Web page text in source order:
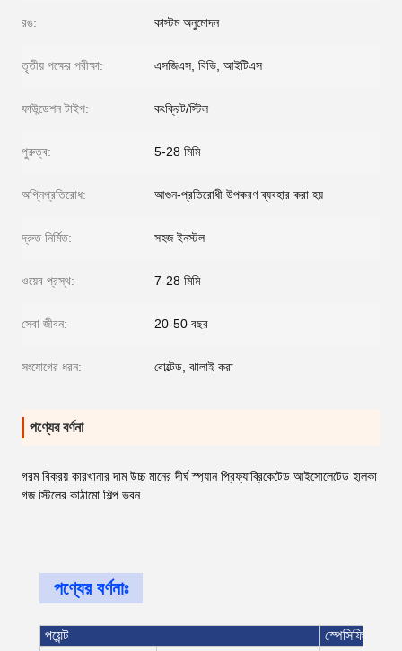
রঙ: কাস্টম অনুমোদন
তৃতীয় পক্ষের পরীক্ষা: এসজিএস, বিভি, আইটিএস
ফাউন্ডেশন টাইপ: কংক্রিট/স্টিল
পুরুত্ব: 5-28 মিমি
অগ্নিপ্রতিরোধ: আগুন-প্রতিরোধী উপকরণ ব্যবহার করা হয়
দ্রুত নির্মিত: সহজ ইনস্টল
ওয়েব প্রস্থ: 7-28 মিমি
সেবা জীবন: 20-50 বছর
সংযোগের ধরন: বোল্টেড, ঝালাই করা
পণ্যের বর্ণনা
গরম বিক্রয় কারখানার দাম উচ্চ মানের দীর্ঘ স্প্যান প্রিফ্যাব্রিকেটেড আইসোলেটেড হালকা
গজ স্টিলের কাঠামো শিল্প ভবন
পণ্যের বর্ণনাঃ
পয়েন্ট স্পেসিফিকেশন